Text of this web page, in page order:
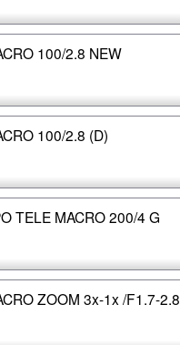
100/2.8 NEW
100/2.8 (D)
TELE MACRO 200/4 G
ZOOM 3x-1x /F1.7-2.8